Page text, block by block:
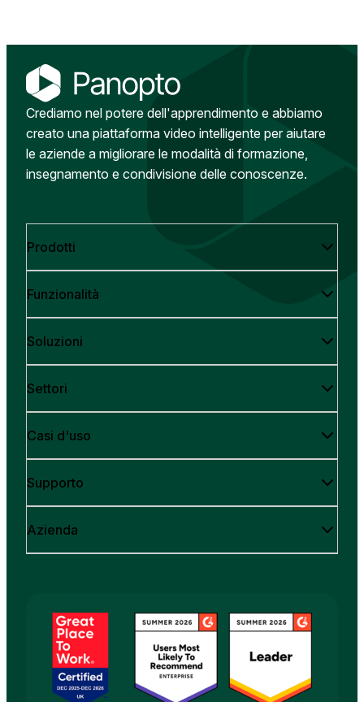
Crediamo nel potere dell'apprendimento e abbiamo
creato una piattaforma video intelligente per aiutare
le aziende a migliorare le modalità di formazione,
insegnamento e condivisione delle conoscenze.
Prodotti
Funzionalità
Soluzioni
Settori
Casi d'uso
Supporto
Azienda